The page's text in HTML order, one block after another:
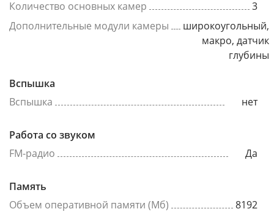
Количество основных камер
3
Дополнительные модули камеры
широкоугольный,
макро, датчик
глубины
Вспышка
Вспышка
нет
Работа со звуком
FM-радио
Да
Память
Объем оперативной памяти (Мб)
8192